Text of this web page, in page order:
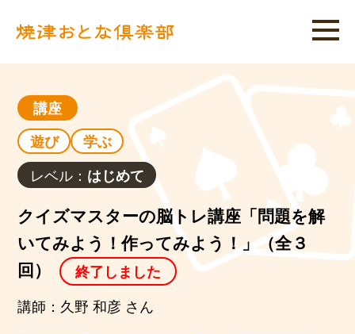
講座
遊び
学ぶ
レベル： はじめて
クイズマスターの脳トレ講座「問題を解
いてみよう！作ってみよう！」（全３
回）
終了しました
講師：久野 和彦 さん